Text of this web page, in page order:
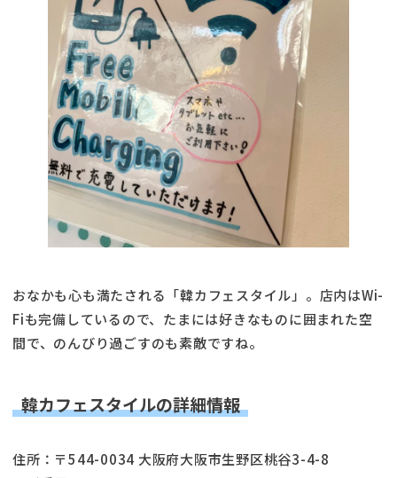
おなかも心も満たされる「韓カフェスタイル」。店内はWi-
Fiも完備しているので、たまには好きなものに囲まれた空
間で、のんびり過ごすのも素敵ですね。
韓カフェスタイルの詳細情報
住所：〒544-0034 大阪府大阪市生野区桃谷3-4-8